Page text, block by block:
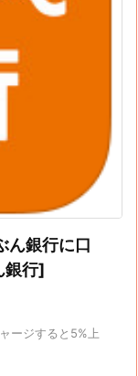
ん銀行に口
銀行]
ージすると5%上